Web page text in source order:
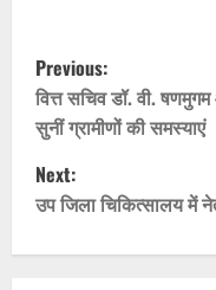
P
o
s
t
n
Previous:
वित्त सचिव डॉ. वी.
सुनीं ग्रामीणों की समस्याएं
Next:
उप जिला चिकित्सालय में